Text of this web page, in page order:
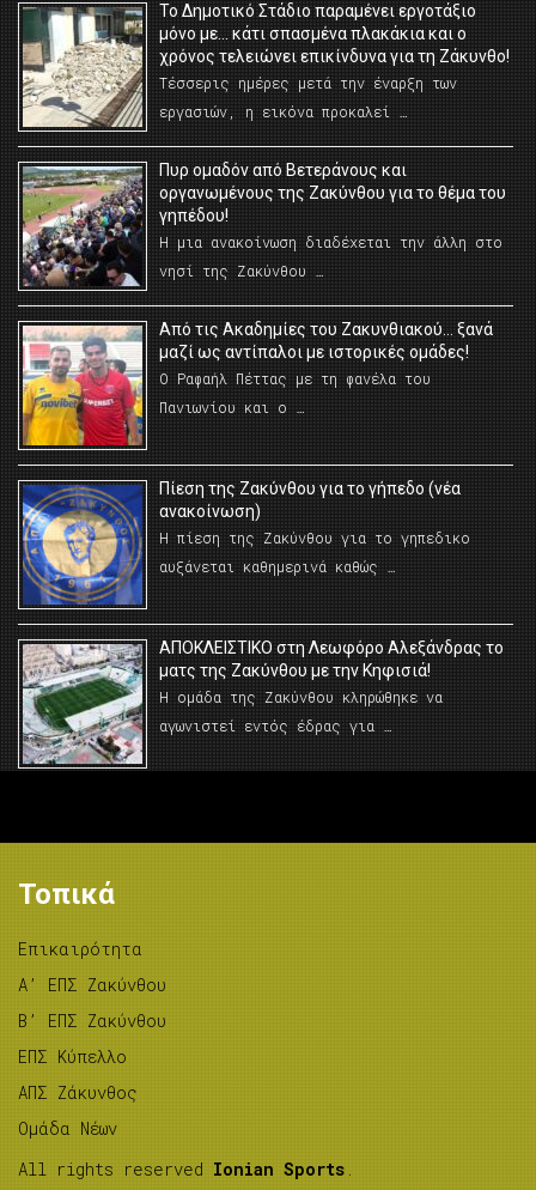
Το Δημοτικό Στάδιο παραμένει εργοτάξιο
μόνο με… κάτι σπασμένα πλακάκια και ο
χρόνος τελειώνει επικίνδυνα για τη Ζάκυνθο!
Τέσσερις ημέρες μετά την έναρξη των
εργασιών, η εικόνα προκαλεί …
Πυρ ομαδόν από Βετεράνους και
οργανωμένους της Ζακύνθου για το θέμα του
γηπέδου!
Η μια ανακοίνωση διαδέχεται την άλλη στο
νησί της Ζακύνθου …
Από τις Ακαδημίες του Ζακυνθιακού… ξανά
μαζί ως αντίπαλοι με ιστορικές ομάδες!
Ο Ραφαήλ Πέττας με τη φανέλα του
Πανιωνίου και ο …
Πίεση της Ζακύνθου για το γήπεδο (νέα
ανακοίνωση)
Η πίεση της Ζακύνθου για το γηπεδικο
αυξάνεται καθημερινά καθώς …
AΠΟΚΛΕΙΣΤΙΚΟ στη Λεωφόρο Αλεξάνδρας το
ματς της Ζακύνθου με την Κηφισιά!
Η ομάδα της Ζακύνθου κληρώθηκε να
αγωνιστεί εντός έδρας για …
Τοπικά
Επικαιρότητα
A’ ΕΠΣ Ζακύνθου
B’ ΕΠΣ Ζακύνθου
ΕΠΣ Κύπελλο
ΑΠΣ Ζάκυνθος
Ομάδα Νέων
All rights reserved Ionian Sports .